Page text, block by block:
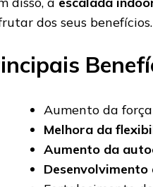
dos seus benefícios.
Aumento da
Melhora da
Aumento da